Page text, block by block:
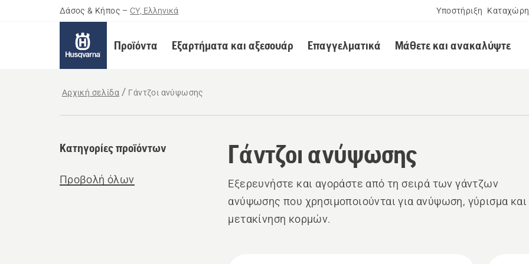
Δάσος & Κήπος – CY, Ελληνικά Υποστήριξη
Προϊόντα Εξαρτήματα και αξεσουάρ Επαγγελματικά Μάθετε και ανακαλύψτε
Αρχική σελίδα Γάντζοι ανύψωσης
Γάντζοι ανύψωσης
Κατηγορίες προϊόντων
Προβολή όλων
Εξερευνήστε και αγοράστε από τη σειρά των γάντζων
ανύψωσης που χρησιμοποιούνται για ανύψωση, γύρισμα και
μετακίνηση κορμών.